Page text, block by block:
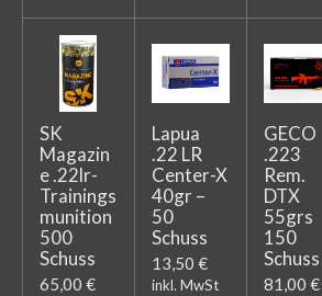
SK
Magazin
e .22lr-
Trainings
munition
500
Schuss
65,00 €
Lapua
.22 LR
Center-X
40gr –
50
Schuss
13,50 €
inkl. MwSt
GECO
.223
Rem.
DTX
55grs
150
Schuss
81,00 €